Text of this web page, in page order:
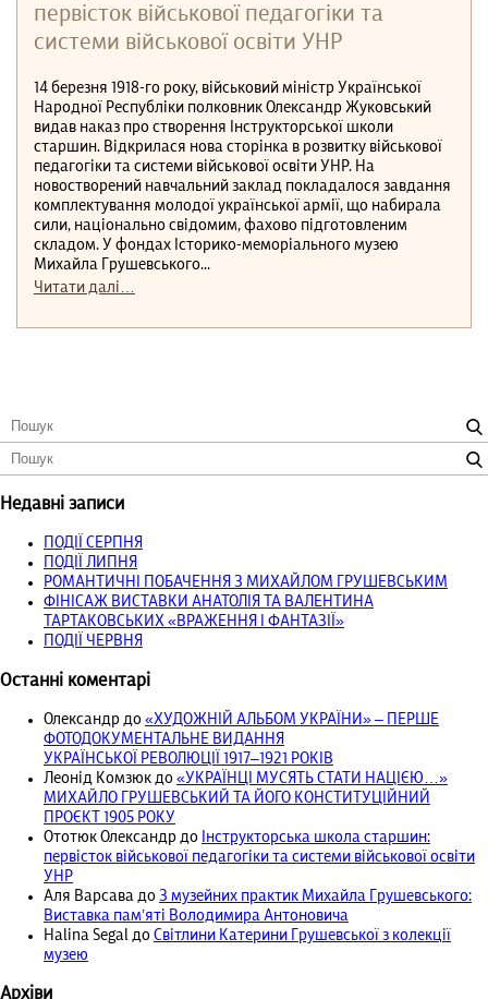
первісток військової педагогіки та
системи військової освіти УНР
14 березня 1918-го року, військовий міністр Української
Народної Республіки полковник Олександр Жуковський
видав наказ про створення Інструкторської школи
старшин. Відкрилася нова сторінка в розвитку військової
педагогіки та системи військової освіти УНР. На
новостворений навчальний заклад покладалося завдання
комплектування молодої української армії, що набирала
сили, національно свідомим, фахово підготовленим
складом. У фондах Історико-меморіального музею
Михайла Грушевського...
Читати далі…
Недавні записи
ПОДІЇ СЕРПНЯ
ПОДІЇ ЛИПНЯ
РОМАНТИЧНІ ПОБАЧЕННЯ З МИХАЙЛОМ ГРУШЕВСЬКИМ
ФІНІСАЖ ВИСТАВКИ АНАТОЛІЯ ТА ВАЛЕНТИНА
ТАРТАКОВСЬКИХ «ВРАЖЕННЯ І ФАНТАЗІЇ»
ПОДІЇ ЧЕРВНЯ
Останні коментарі
Олександр до «ХУДОЖНІЙ АЛЬБОМ УКРАЇНИ» – ПЕРШЕ
ФОТОДОКУМЕНТАЛЬНЕ ВИДАННЯ
УКРАЇНСЬКОЇ РЕВОЛЮЦІЇ 1917‒1921 РОКІВ
Леонід Комзюк до «УКРАЇНЦІ МУСЯТЬ СТАТИ НАЦІЄЮ…»
МИХАЙЛО ГРУШЕВСЬКИЙ ТА ЙОГО КОНСТИТУЦІЙНИЙ
ПРОЄКТ 1905 РОКУ
Ототюк Олександр до Інструкторська школа старшин:
первісток військової педагогіки та системи військової освіти
УНР
Аля Варсава до З музейних практик Михайла Грушевського:
Виставка пам’яті Володимира Антоновича
Halina Segal до Світлини Катерини Грушевської з колекції
музею
Архіви